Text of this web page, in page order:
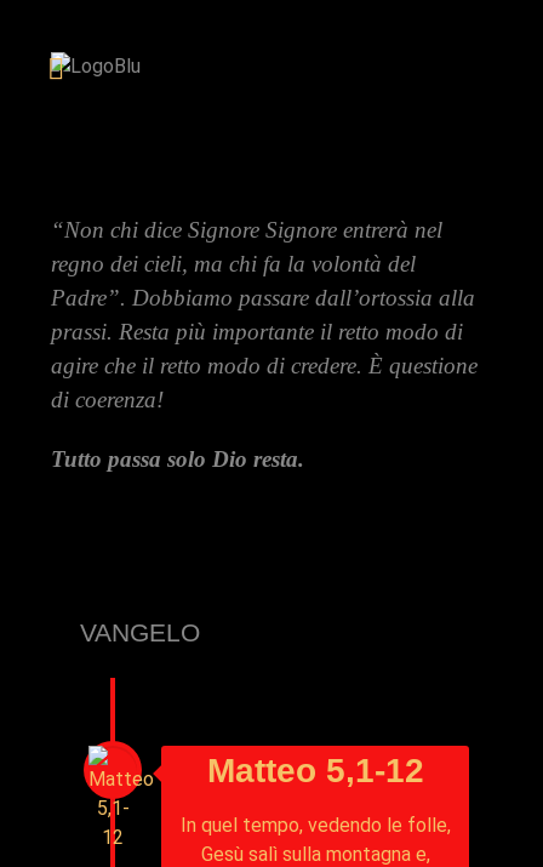
“Non chi dice Signore Signore entrerà nel
regno dei cieli, ma chi fa la volontà del
Padre”. Dobbiamo passare dall’ortossia alla
prassi. Resta più importante il retto modo di
agire che il retto modo di credere. È questione
di coerenza!
Tutto passa solo Dio resta.
VANGELO
Matteo 5,1-12
In quel tempo, vedendo le folle,
Gesù salì sulla montagna e,